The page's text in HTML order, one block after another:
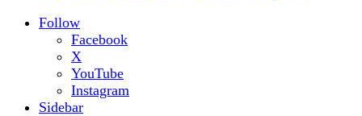
Follow
Facebook
X
YouTube
Instagram
Sidebar